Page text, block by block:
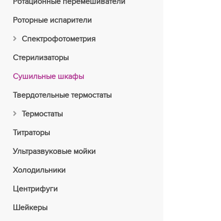
Роторные испарители
Спектрофотометрия
Стерилизаторы
Сушильные шкафы
Твердотельные термостаты
Термостаты
Титраторы
Ультразвуковые мойки
Холодильники
Центрифуги
Шейкеры